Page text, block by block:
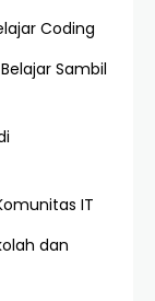
Coding
Sambil
IT
dan